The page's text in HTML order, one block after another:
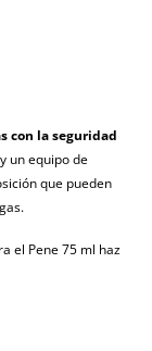
con la seguridad
un equipo de
que pueden
el Pene 75 ml haz